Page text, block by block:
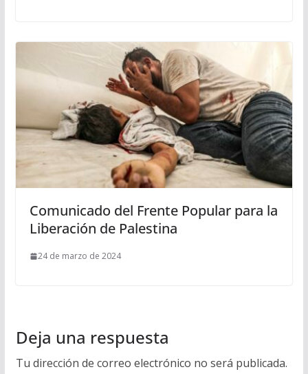
Comunicado del Frente Popular para la
Liberación de Palestina
24 de marzo de 2024
Deja una respuesta
Tu dirección de correo electrónico no será publicada.